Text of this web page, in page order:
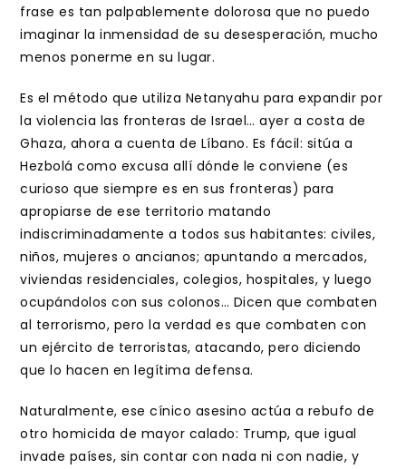
frase es tan palpablemente dolorosa que no puedo
imaginar la inmensidad de su desesperación, mucho
menos ponerme en su lugar.
Es el método que utiliza Netanyahu para expandir por
la violencia las fronteras de Israel… ayer a costa de
Ghaza, ahora a cuenta de Líbano. Es fácil: sitúa a
Hezbolá como excusa allí dónde le conviene (es
curioso que siempre es en sus fronteras) para
apropiarse de ese territorio matando
indiscriminadamente a todos sus habitantes: civiles,
niños, mujeres o ancianos; apuntando a mercados,
viviendas residenciales, colegios, hospitales, y luego
ocupándolos con sus colonos… Dicen que combaten
al terrorismo, pero la verdad es que combaten con
un ejército de terroristas, atacando, pero diciendo
que lo hacen en legítima defensa.
Naturalmente, ese cínico asesino actúa a rebufo de
otro homicida de mayor calado: Trump, que igual
invade países, sin contar con nada ni con nadie, y